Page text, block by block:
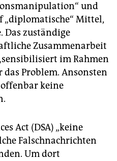
und
„diplomatische“ Mittel,
Das zuständige
Zusammenarbeit
im Rahmen
Problem. Ansonsten
keine
Act (DSA) „keine
Falschnachrichten
Um dort